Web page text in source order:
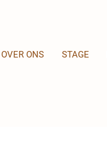
OVER ONS STAGE